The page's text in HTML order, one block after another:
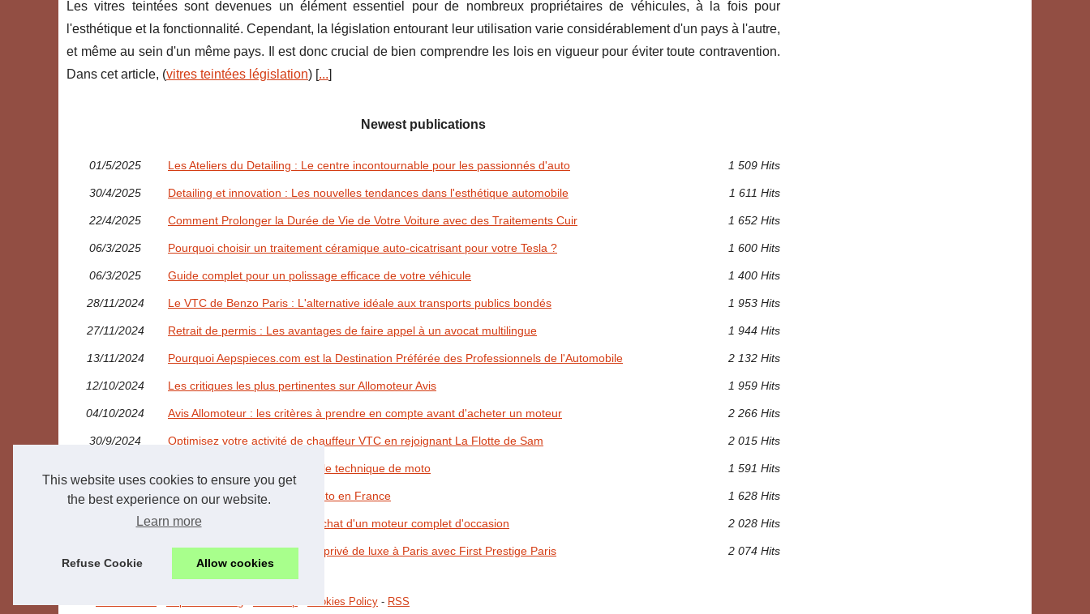
This website uses cookies to ensure you get
the best experience on our website.
Learn more
Refuse Cookie Allow cookies
Les vitres teintées sont devenues un élément essentiel pour de nombreux propriétaires de véhicules, à la fois pour
l'esthétique et la fonctionnalité. Cependant, la législation entourant leur utilisation varie considérablement d'un pays à l'autre,
et même au sein d'un même pays. Il est donc crucial de bien comprendre les lois en vigueur pour éviter toute contravention.
Dans cet article, (vitres teintées législation) [...]
Newest publications
01/5/2025 Les Ateliers du Detailing : Le centre incontournable pour les passionnés d'auto 1 509 Hits
30/4/2025 Detailing et innovation : Les nouvelles tendances dans l'esthétique automobile 1 611 Hits
22/4/2025 Comment Prolonger la Durée de Vie de Votre Voiture avec des Traitements Cuir 1 652 Hits
06/3/2025 Pourquoi choisir un traitement céramique auto-cicatrisant pour votre Tesla ? 1 600 Hits
06/3/2025 Guide complet pour un polissage efficace de votre véhicule 1 400 Hits
28/11/2024 Le VTC de Benzo Paris : L'alternative idéale aux transports publics bondés 1 953 Hits
27/11/2024 Retrait de permis : Les avantages de faire appel à un avocat multilingue 1 944 Hits
13/11/2024 Pourquoi Aepspieces.com est la Destination Préférée des Professionnels de l'Automobile 2 132 Hits
12/10/2024 Les critiques les plus pertinentes sur Allomoteur Avis 1 959 Hits
04/10/2024 Avis Allomoteur : les critères à prendre en compte avant d'acheter un moteur 2 266 Hits
30/9/2024 Optimisez votre activité de chauffeur VTC en rejoignant La Flotte de Sam 2 015 Hits
Tout comprendre sur le contrôle technique de moto 1 591 Hits
29/9/2024 Le contrôle technique pour moto en France 1 628 Hits
12/8/2024 Les erreurs à éviter lors de l'achat d'un moteur complet d'occasion 2 028 Hits
Les avantages d'un chauffeur privé de luxe à Paris avec First Prestige Paris 2 074 Hits
Cookies Policy - RSS